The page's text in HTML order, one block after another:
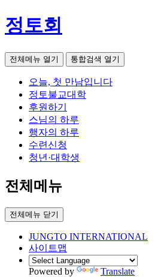
정토회
전체메뉴 열기 통합검색 열기
오늘, 첫 만남입니다
정토불교대학
후원하기
스님의 하루
행자의 하루
수련신청
청년·대학생
전체메뉴
전체메뉴 닫기
JUNGTO INTERNATIONAL
사이트맵
Powered by Translate